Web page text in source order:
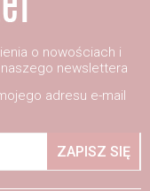
o nowościach i
newslettera
adresu e-mail
ZAPISZ SIĘ